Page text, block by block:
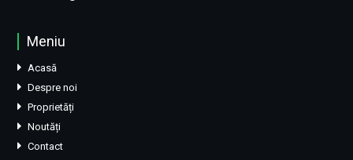
Meniu
Acasă
Despre noi
Proprietăți
Noutăți
Contact